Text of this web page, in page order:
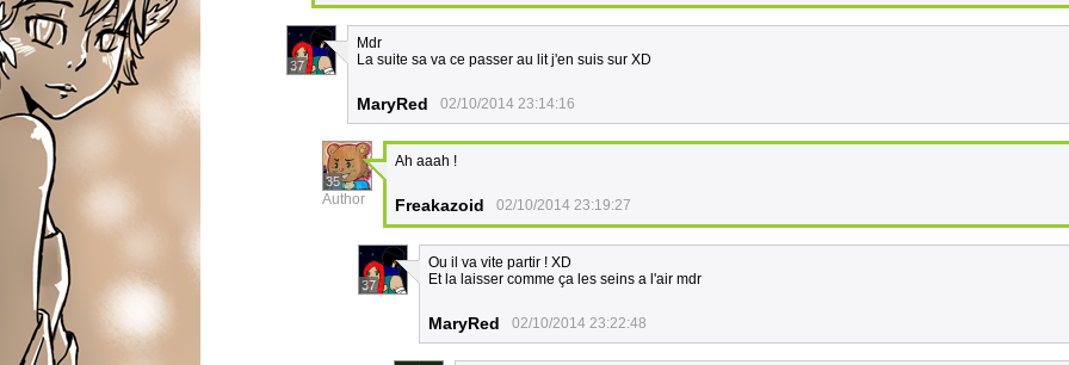
37
Mdr
La suite sa va ce passer au lit j'en suis sur XD
MaryRed 02/10/2014 23:14:16
35
Author
Ah aaah !
Freakazoid 02/10/2014 23:19:27
37
Ou il va vite partir ! XD
Et la laisser comme ça les seins a l'air mdr
MaryRed 02/10/2014 23:22:48